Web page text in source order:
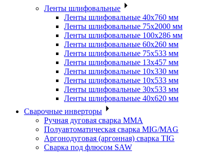
Ленты шлифовальные
Ленты шлифовальные 40х760 мм
Ленты шлифовальные 75х2000 мм
Ленты шлифовальные 100х286 мм
Ленты шлифовальные 60х260 мм
Ленты шлифовальные 75х533 мм
Ленты шлифовальные 13х457 мм
Ленты шлифовальные 10х330 мм
Ленты шлифовальные 10х533 мм
Ленты шлифовальные 30х533 мм
Ленты шлифовальные 40х620 мм
Сварочные инверторы
Ручная дуговая сварка MMA
Полуавтоматическая сварка MIG/MAG
Аргонодуговая (аргонная) сварка TIG
Сварка под флюсом SAW